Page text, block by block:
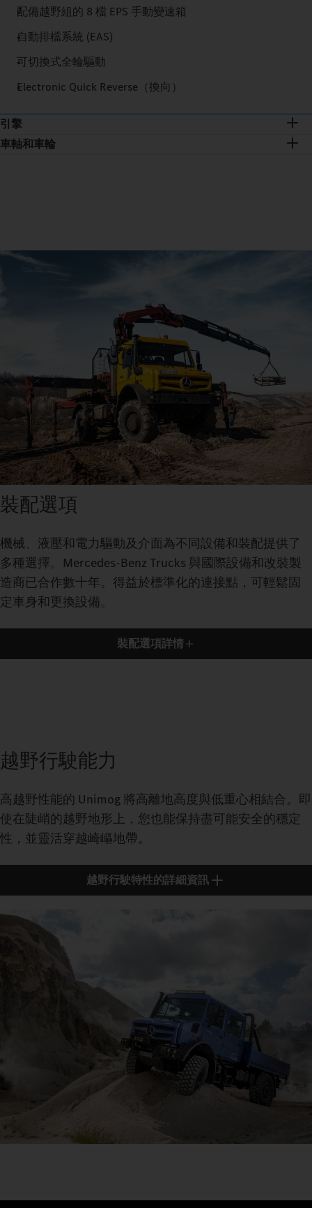
配備越野組的 8 檔 EPS 手動變速箱
自動排檔系統 (EAS)
可切換式全輪驅動
Electronic Quick Reverse（換向）
引擎
車軸和車輪
裝配選項
機械、液壓和電力驅動及介面為不同設備和裝配提供了
多種選擇。Mercedes‑Benz Trucks 與國際設備和改裝製
造商已合作數十年。得益於標準化的連接點，可輕鬆固
定車身和更換設備。
裝配選項詳情
越野行駛能力
高越野性能的 Unimog 將高離地高度與低重心相結合。即
使在陡峭的越野地形上，您也能保持盡可能安全的穩定
性，並靈活穿越崎嶇地帶。
越野行駛特性的詳細資訊